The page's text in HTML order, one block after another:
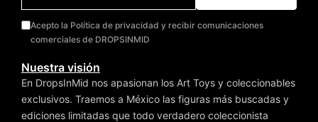
Acepto la Política de privacidad y recibir comunicaciones
comerciales de DROPSINMID
Nuestra visión
En DropsInMid nos apasionan los Art Toys y coleccionables
exclusivos. Traemos a México las figuras más buscadas y
ediciones limitadas que todo verdadero coleccionista